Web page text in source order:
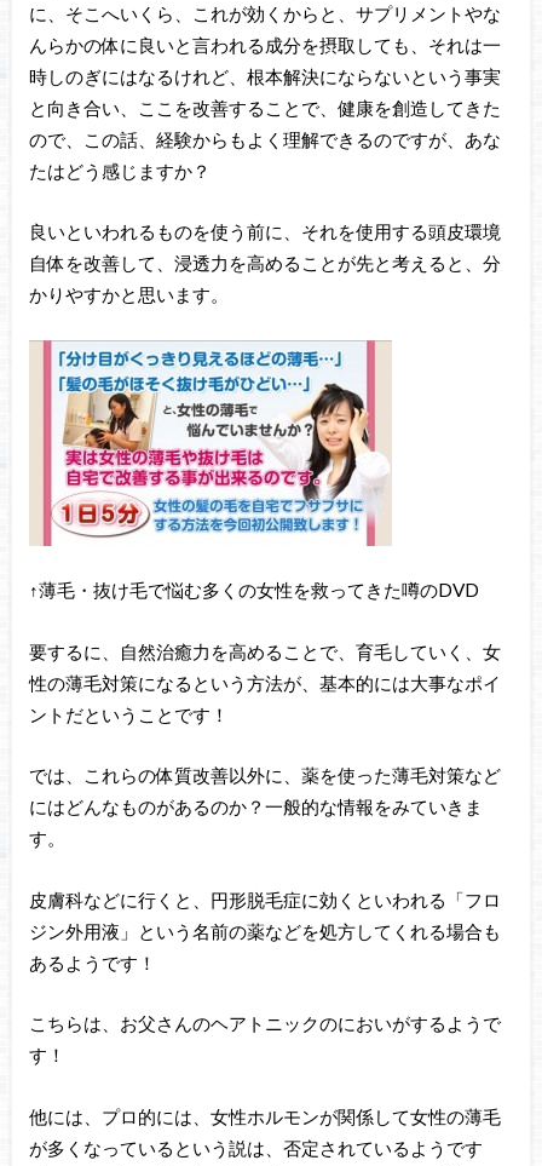
に、そこへいくら、これが効くからと、サプリメントやな
んらかの体に良いと言われる成分を摂取しても、それは一
時しのぎにはなるけれど、根本解決にならないという事実
と向き合い、ここを改善することで、健康を創造してきた
ので、この話、経験からもよく理解できるのですが、あな
たはどう感じますか？
良いといわれるものを使う前に、それを使用する頭皮環境
自体を改善して、浸透力を高めることが先と考えると、分
かりやすかと思います。
↑薄毛・抜け毛で悩む多くの女性を救ってきた噂のDVD
要するに、自然治癒力を高めることで、育毛していく、女
性の薄毛対策になるという方法が、基本的には大事なポイ
ントだということです！
では、これらの体質改善以外に、薬を使った薄毛対策など
にはどんなものがあるのか？一般的な情報をみていきま
す。
皮膚科などに行くと、円形脱毛症に効くといわれる「フロ
ジン外用液」という名前の薬などを処方してくれる場合も
あるようです！
こちらは、お父さんのヘアトニックのにおいがするようで
す！
他には、プロ的には、女性ホルモンが関係して女性の薄毛
が多くなっているという説は、否定されているようです